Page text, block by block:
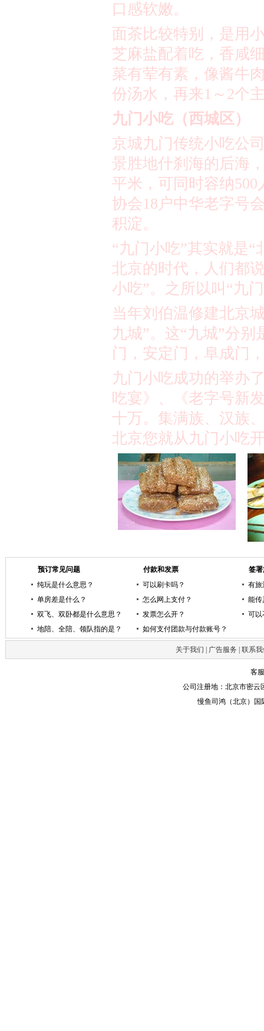
口感软嫩。
面茶比较特别，是用
芝麻盐配着吃，香咸
菜有荤有素，像酱牛
份汤水，再来1 ～ 2个
九门小吃（西城区）
京城九门传统小吃公
景胜地什刹海的后海
平米，可同时容纳500
协会18 户中华老字号
积淀。
“九门小吃”其实就是“
北京的时代，人们都
小吃”。之所以叫“九
当年刘伯温修建北京
九城”。这“九城”分
门，安定门，阜成门
九门小吃成功的举办
吃宴》、《老字号新
十万。集满族、汉族
北京您就从九门小吃